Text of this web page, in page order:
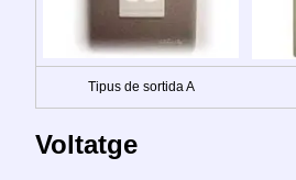
Tipus de sortida A
Voltatge